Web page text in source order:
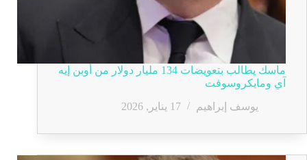
ماسك يطالب بتعويضات 134 مليار دولار من أوبن إيه
آي ومايكروسوفت
يوسف إبراهيم
17 يناير, 2026